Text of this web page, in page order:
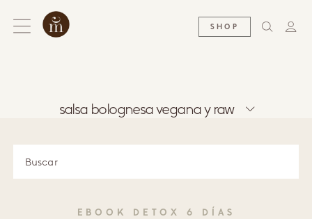
SHOP
salsa bolognesa vegana y raw
EBOOK DETOX 6 DÍAS